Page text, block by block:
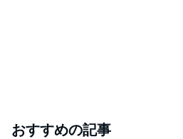
おすすめの記事